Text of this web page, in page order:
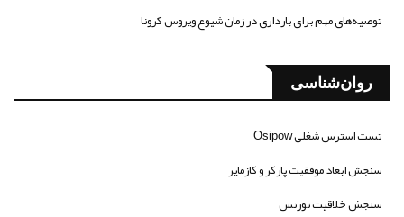
توصیه‌های مهم برای بارداری در زمان شیوع ویروس کرونا
روان‌شناسی
تست استرس شغلی Osipow
سنجش ابعاد موفقیت پارکر و کازمایر
سنجش خلاقیت تورنس